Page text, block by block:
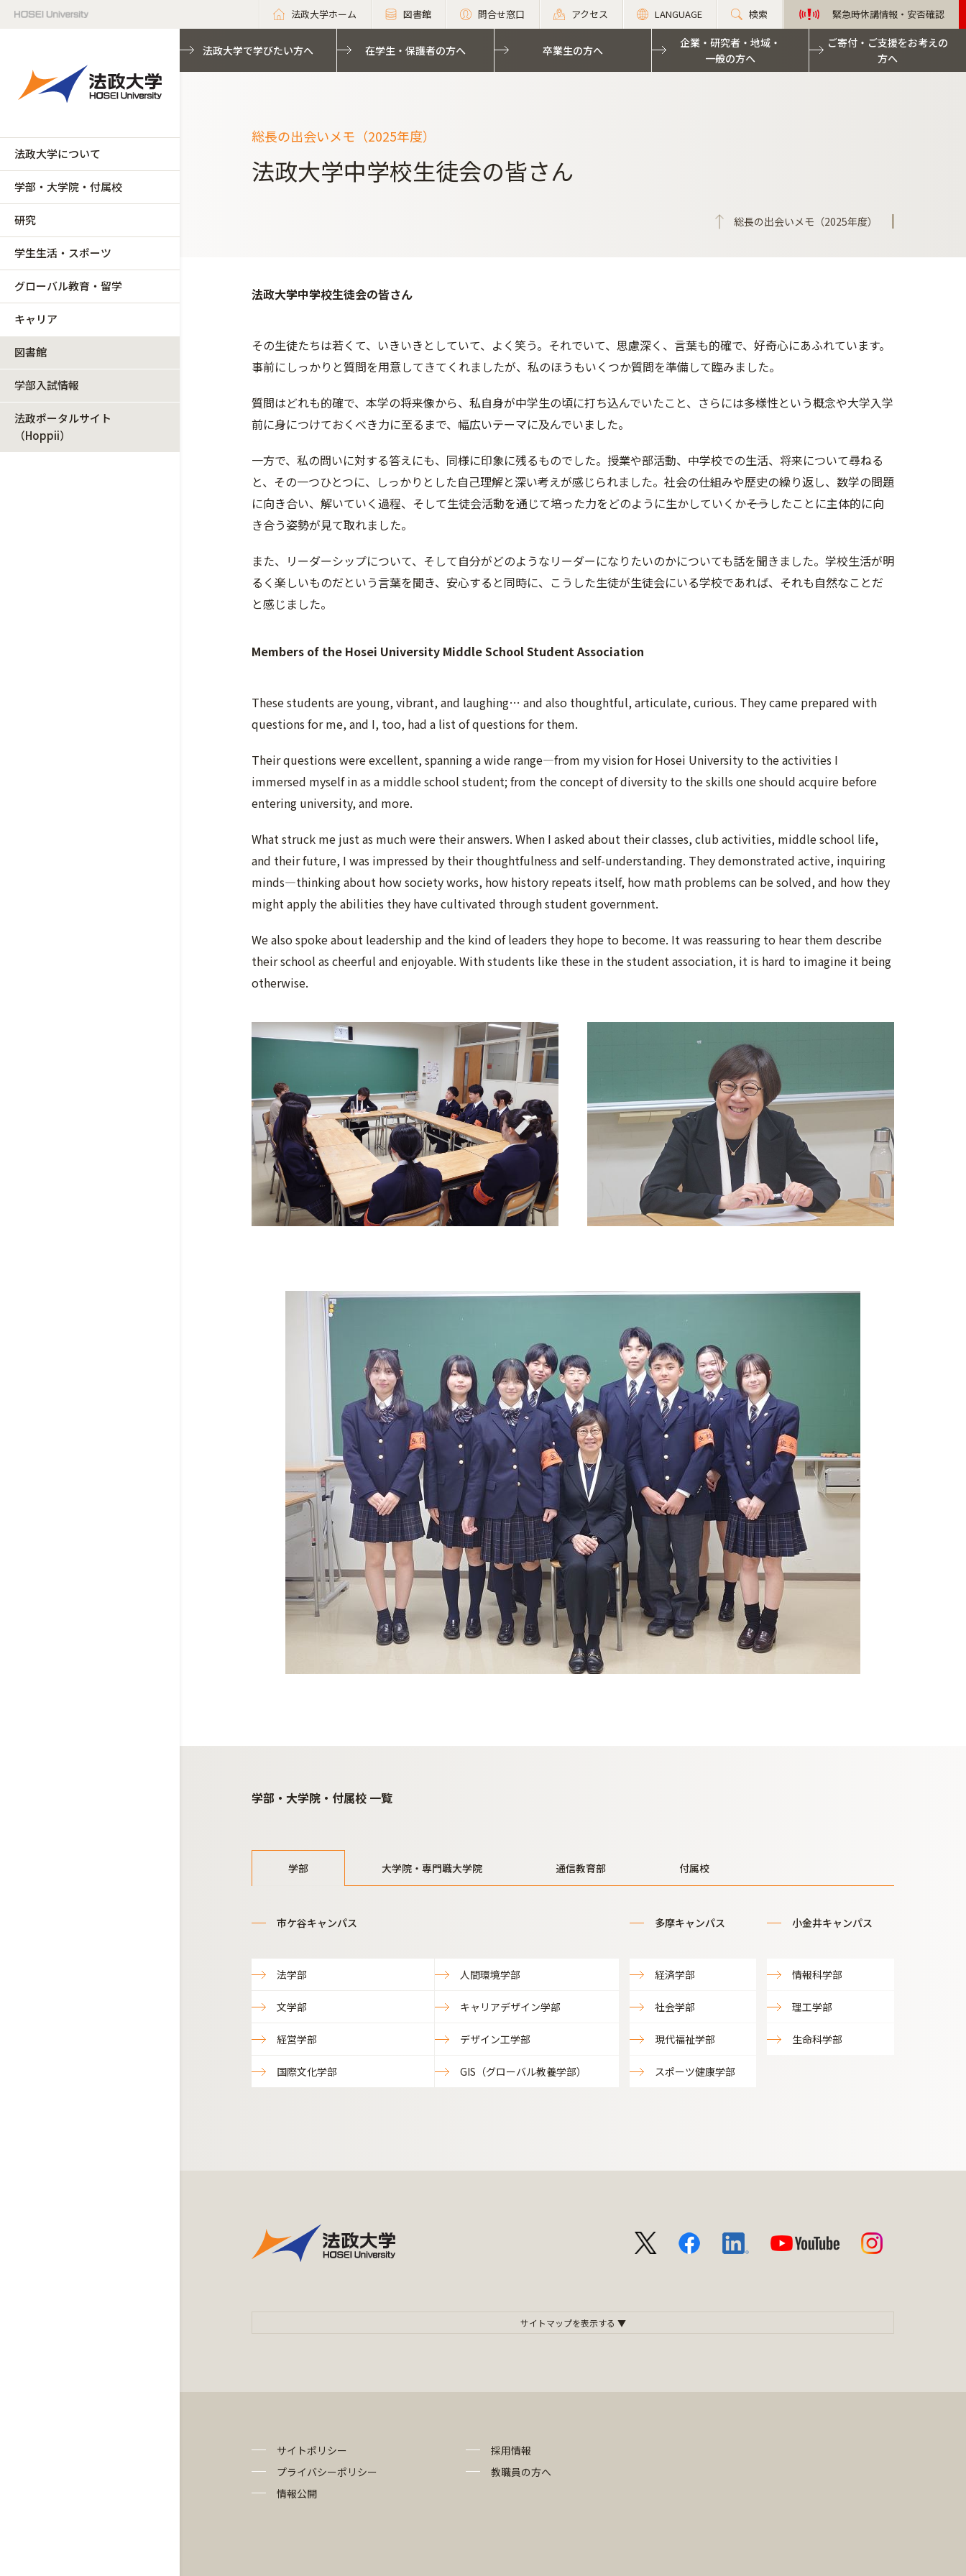
法政大学ホーム 図書館 問合せ窓口 アクセス LANGUAGE 検索 緊急時休講情報・安否確認
法政大学について
学部・大学院・付属校
研究
学生生活・スポーツ
グローバル教育・留学
キャリア
図書館
学部入試情報
法政ポータルサイト
（Hoppii）
法政大学で学びたい方へ 在学生・保護者の方へ 卒業生の方へ
企業・研究者・地域・
一般の方へ
ご寄付・ご支援をお考えの
方へ
総長の出会いメモ（2025年度）
法政大学中学校生徒会の皆さん
総長の出会いメモ（2025年度）
法政大学中学校生徒会の皆さん
その生徒たちは若くて、いきいきとしていて、よく笑う。それでいて、思慮深く、言葉も的確で、好奇心にあふれています。
事前にしっかりと質問を用意してきてくれましたが、私のほうもいくつか質問を準備して臨みました。
質問はどれも的確で、本学の将来像から、私自身が中学生の頃に打ち込んでいたこと、さらには多様性という概念や大学入学
前に身につけておくべき力に至るまで、幅広いテーマに及んでいました。
一方で、私の問いに対する答えにも、同様に印象に残るものでした。授業や部活動、中学校での生活、将来について尋ねる
と、その一つひとつに、しっかりとした自己理解と深い考えが感じられました。社会の仕組みや歴史の繰り返し、数学の問題
に向き合い、解いていく過程、そして生徒会活動を通じて培った力をどのように生かしていくか――そうしたことに主体的に向
き合う姿勢が見て取れました。
また、リーダーシップについて、そして自分がどのようなリーダーになりたいのかについても話を聞きました。学校生活が明
るく楽しいものだという言葉を聞き、安心すると同時に、こうした生徒が生徒会にいる学校であれば、それも自然なことだ
と感じました。
Members of the Hosei University Middle School Student Association
These students are young, vibrant, and laughing… and also thoughtful, articulate, curious. They came prepared with
questions for me, and I, too, had a list of questions for them.
Their questions were excellent, spanning a wide range—from my vision for Hosei University to the activities I
immersed myself in as a middle school student; from the concept of diversity to the skills one should acquire before
entering university, and more.
What struck me just as much were their answers. When I asked about their classes, club activities, middle school life,
and their future, I was impressed by their thoughtfulness and self-understanding. They demonstrated active, inquiring
minds—thinking about how society works, how history repeats itself, how math problems can be solved, and how they
might apply the abilities they have cultivated through student government.
We also spoke about leadership and the kind of leaders they hope to become. It was reassuring to hear them describe
their school as cheerful and enjoyable. With students like these in the student association, it is hard to imagine it being
otherwise.
学部・大学院・付属校 一覧
学部 大学院・専門職大学院 通信教育部 付属校
市ケ谷キャンパス
法学部 人間環境学部
文学部 キャリアデザイン学部
経営学部 デザイン工学部
国際文化学部 GIS（グローバル教養学部）
多摩キャンパス
経済学部
社会学部
現代福祉学部
スポーツ健康学部
小金井キャンパス
情報科学部
理工学部
生命科学部
サイトポリシー
プライバシーポリシー
情報公開
採用情報
教職員の方へ